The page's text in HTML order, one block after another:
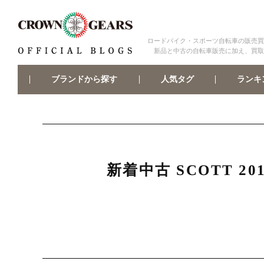
ロードバイク・スポーツ自転車の販売
新品と中古の自転車販売に加え、買
ブランドから探す 人気タグ ランキ
新着中古 SCOTT